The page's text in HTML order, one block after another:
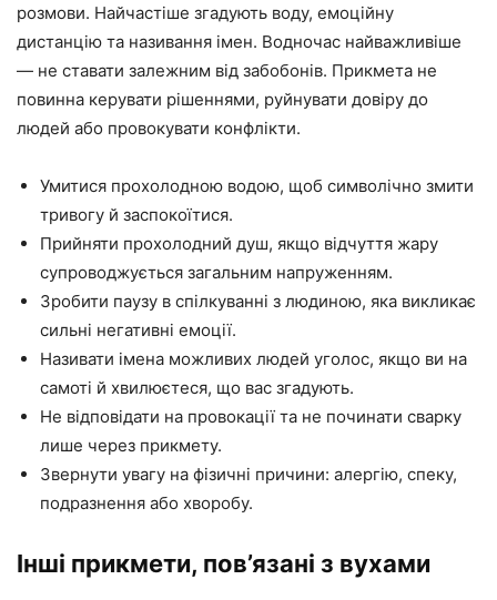
розмови. Найчастіше згадують воду, емоційну
дистанцію та називання імен. Водночас найважливіше
— не ставати залежним від забобонів. Прикмета не
повинна керувати рішеннями, руйнувати довіру до
людей або провокувати конфлікти.
Умитися прохолодною водою, щоб символічно змити
тривогу й заспокоїтися.
Прийняти прохолодний душ, якщо відчуття жару
супроводжується загальним напруженням.
Зробити паузу в спілкуванні з людиною, яка викликає
сильні негативні емоції.
Називати імена можливих людей уголос, якщо ви на
самоті й хвилюєтеся, що вас згадують.
Не відповідати на провокації та не починати сварку
лише через прикмету.
Звернути увагу на фізичні причини: алергію, спеку,
подразнення або хворобу.
Інші прикмети, пов’язані з вухами